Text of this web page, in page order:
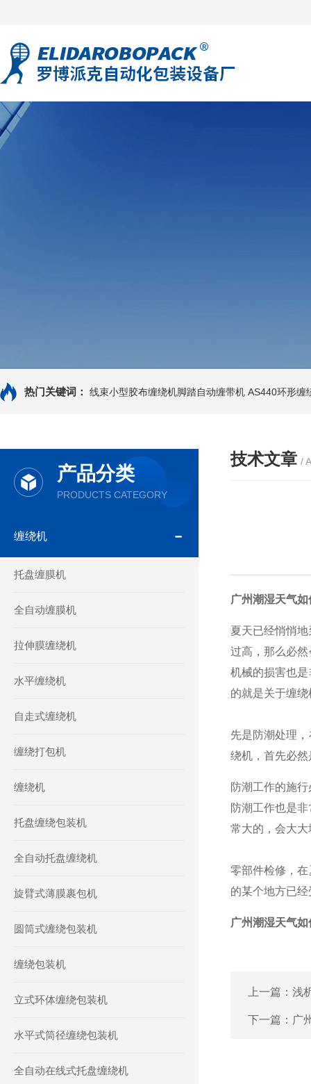
热门关键词： 线束小型胶布缠绕机脚踏自动缠带机 AS440环形缠
产品分类
PRODUCTS CATEGORY
缠绕机
托盘缠膜机
全自动缠膜机
拉伸膜缠绕机
水平缠绕机
自走式缠绕机
缠绕打包机
缠绕机
托盘缠绕包装机
全自动托盘缠绕机
旋臂式薄膜裹包机
圆筒式缠绕包装机
缠绕包装机
立式环体缠绕包装机
水平式筒径缠绕包装机
全自动在线式托盘缠绕机
技术文章 /
广州潮湿天气
夏天已经悄悄
过高，那么必
机械的损害也
的就是关于缠
先是防潮处理
绕机，首先必
防潮工作的施
防潮工作也是
常大的，会大
零部件检修，
的某个地方已
广州潮湿天气
上一篇： 浅
下一篇： 广